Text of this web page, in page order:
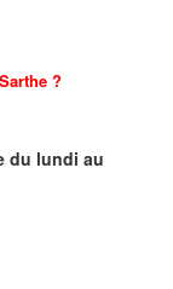
Sarthe ?
du lundi au